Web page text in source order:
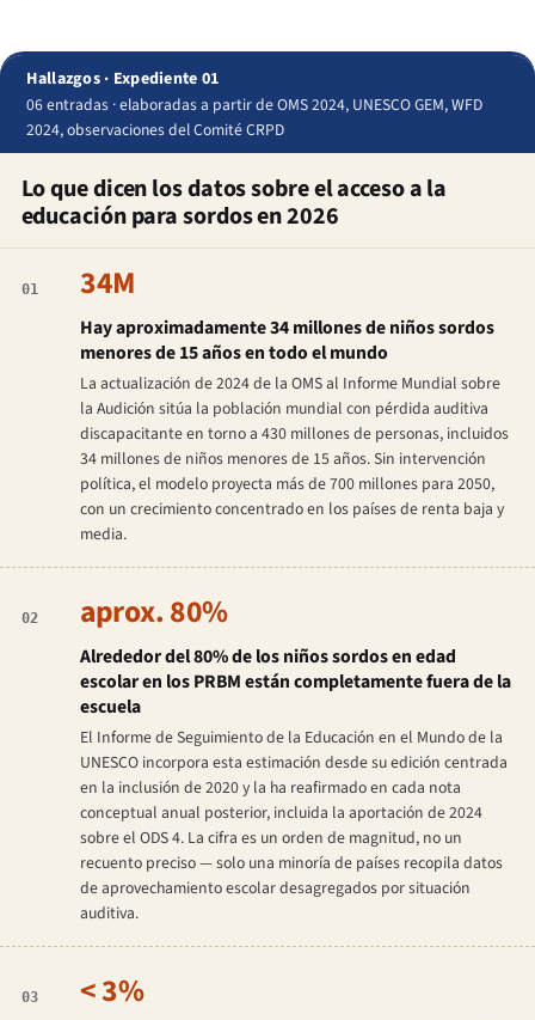
Hallazgos · Expediente 01
06 entradas · elaboradas a partir de OMS 2024, UNESCO GEM, WFD
2024, observaciones del Comité CRPD
Lo que dicen los datos sobre el acceso a la
educación para sordos en 2026
01 34M
Hay aproximadamente 34 millones de niños sordos
menores de 15 años en todo el mundo
La actualización de 2024 de la OMS al Informe Mundial sobre
la Audición sitúa la población mundial con pérdida auditiva
discapacitante en torno a 430 millones de personas, incluidos
34 millones de niños menores de 15 años. Sin intervención
política, el modelo proyecta más de 700 millones para 2050,
con un crecimiento concentrado en los países de renta baja y
media.
02 aprox. 80%
Alrededor del 80% de los niños sordos en edad
escolar en los PRBM están completamente fuera de la
escuela
El Informe de Seguimiento de la Educación en el Mundo de la
UNESCO incorpora esta estimación desde su edición centrada
en la inclusión de 2020 y la ha reafirmado en cada nota
conceptual anual posterior, incluida la aportación de 2024
sobre el ODS 4. La cifra es un orden de magnitud, no un
recuento preciso — solo una minoría de países recopila datos
de aprovechamiento escolar desagregados por situación
auditiva.
03 < 3%